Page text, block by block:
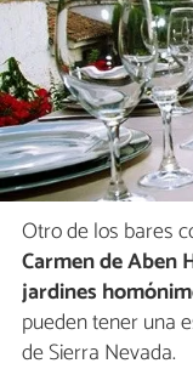
Otro de los bares
Carmen de Aben
jardines
pueden tener una
de Sierra Nevada.